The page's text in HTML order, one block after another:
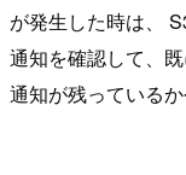
が発生した時は、
通知を確認して、
通知が残っている